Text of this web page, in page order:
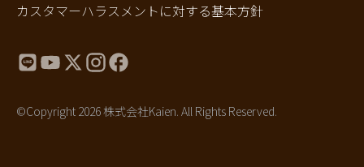
カスタマーハラスメントに対する基本方針
©Copyright 2026 株式会社Kaien. All Rights Reserved.